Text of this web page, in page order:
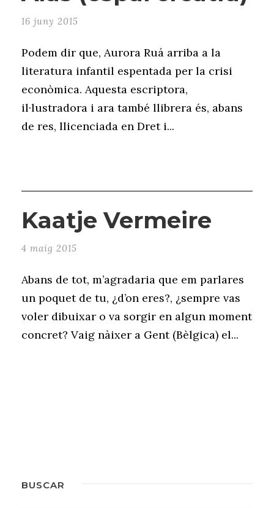
16 juny 2015
Podem dir que, Aurora Ruá arriba a la
literatura infantil espentada per la crisi
econòmica. Aquesta escriptora,
il·lustradora i ara també llibrera és, abans
de res, llicenciada en Dret i...
Kaatje Vermeire
4 maig 2015
Abans de tot, m’agradaria que em parlares
un poquet de tu, ¿d’on eres?, ¿sempre vas
voler dibuixar o va sorgir en algun moment
concret? Vaig nàixer a Gent (Bèlgica) el...
BUSCAR